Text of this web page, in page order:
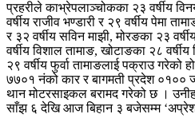
प्रहरीले काभ्रेपलाञ्चोकका २३ वर्षीय
वर्षीय राजीव भण्डारी र २९ वर्षीय पेमा
र ३२ वर्षीय सविन माझी, मोरङका २३
वर्षीय विशाल तामाङ, खोटाङका २८ वर्षीय
२९ वर्षीय फुर्वा तामाङलाई पक्राउ
७७०१ नंको कार र बागमती प्रदेश ०१००
थान मोटरसाइकल बरामद गरेको छ ।
साँझ ६ देखि आज बिहान ३ बजेसम्म